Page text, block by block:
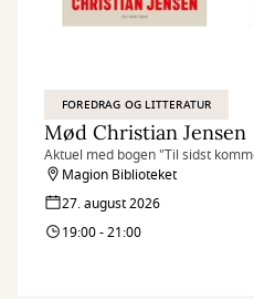
FOREDRAG OG LITTERATUR
Mød Christian Jensen
Aktuel med bogen "Til sidst
Magion Biblioteket
27. august 2026
19:00 - 21:00